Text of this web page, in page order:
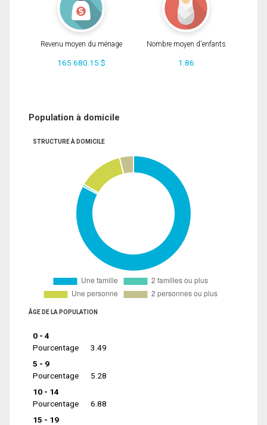
Revenu moyen du ménage
165 680.15 $
Nombre moyen d'enfants
1.86
Population à domicile
STRUCTURE À DOMICILE
ÂGE DE LA POPULATION
0 - 4
Pourcentage
3.49
5 - 9
Pourcentage
5.28
10 - 14
Pourcentage
6.88
15 - 19